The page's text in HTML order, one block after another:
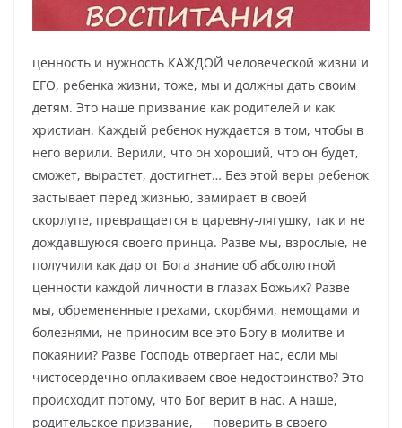
ценность и нужность КАЖДОЙ человеческой жизни и
ЕГО, ребенка жизни, тоже, мы и должны дать своим
детям. Это наше призвание как родителей и как
христиан. Каждый ребенок нуждается в том, чтобы в
него верили. Верили, что он хороший, что он будет,
сможет, вырастет, достигнет… Без этой веры ребенок
застывает перед жизнью, замирает в своей
скорлупе, превращается в царевну-лягушку, так и не
дождавшуюся своего принца. Разве мы, взрослые, не
получили как дар от Бога знание об абсолютной
ценности каждой личности в глазах Божьих? Разве
мы, обремененные грехами, скорбями, немощами и
болезнями, не приносим все это Богу в молитве и
покаянии? Разве Господь отвергает нас, если мы
чистосердечно оплакиваем свое недостоинство? Это
происходит потому, что Бог верит в нас. А наше,
родительское призвание, — поверить в своего